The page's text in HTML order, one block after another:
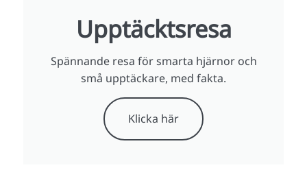
Upptäcktsresa
Spännande resa för smarta hjärnor och
små upptäckare, med fakta.
Klicka här